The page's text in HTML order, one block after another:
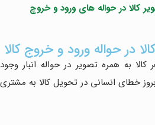
در حواله ورود و خروج کالا
به همره تصویر در حواله انبار وجود
خطای انسانی در تحویل کالا به مشتری